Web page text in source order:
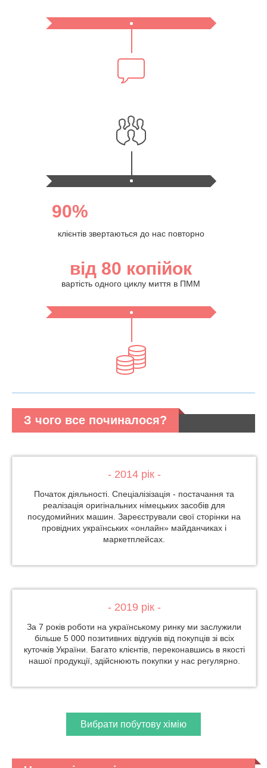
90%
клієнтів звертаються до нас повторно
від 80 копійок
вартість одного циклу миття в ПММ
З чого все починалося?
- 2014 рік -
Початок діяльності. Спеціалізізація - постачання та
реалізація оригінальних німецьких засобів для
посудомийних машин. Зареєстрували свої сторінки на
провідних українських «онлайн» майданчиках і
маркетплейсах.
- 2019 рік -
За 7 років роботи на українському ринку ми заслужили
більше 5 000 позитивних відгуків від покупців зі всіх
куточків України. Багато клієнтів, переконавшись в якості
нашої продукції, здійснюють покупки у нас регулярно.
Вибрати побутову хімію